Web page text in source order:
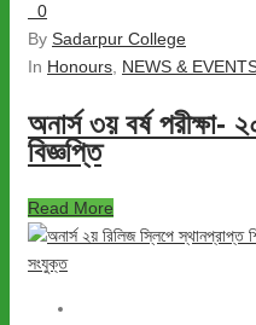
0
By Sadarpur College
In Honours NEWS &
অনার্স ৩য় বর্ষ
বিজ্ঞপ্তি
Read More